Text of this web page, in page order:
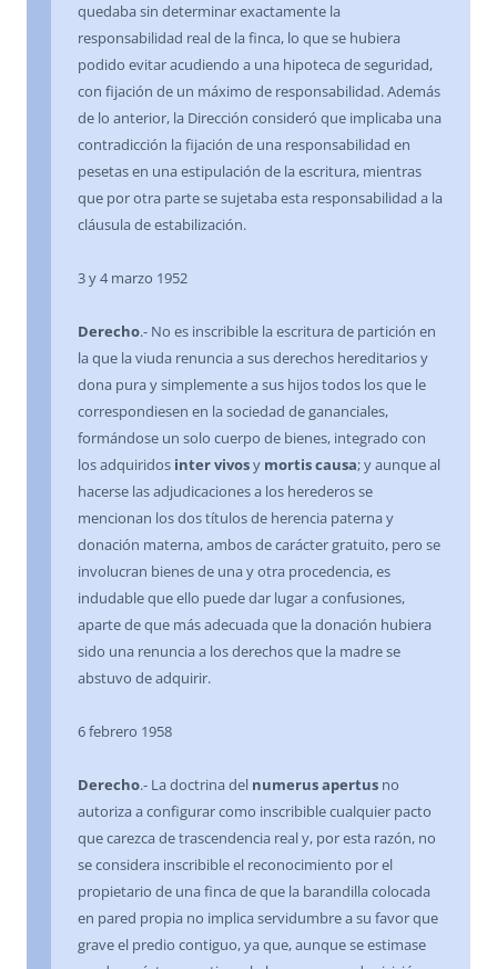
quedaba sin determinar exactamente la
responsabilidad real de la finca, lo que se hubiera
podido evitar acudiendo a una hipoteca de seguridad,
con fijación de un máximo de responsabilidad. Además
de lo anterior, la Dirección consideró que implicaba una
contradicción la fijación de una responsabilidad en
pesetas en una estipulación de la escritura, mientras
que por otra parte se sujetaba esta responsabilidad a la
cláusula de estabilización.
3 y 4 marzo 1952
Derecho.- No es inscribible la escritura de partición en
la que la viuda renuncia a sus derechos hereditarios y
dona pura y simplemente a sus hijos todos los que le
correspondiesen en la sociedad de gananciales,
formándose un solo cuerpo de bienes, integrado con
los adquiridos inter vivosy mortis causa; y aunque al
hacerse las adjudicaciones a los herederos se
mencionan los dos títulos de herencia paterna y
donación materna, ambos de carácter gratuito, pero se
involucran bienes de una y otra procedencia, es
indudable que ello puede dar lugar a confusiones,
aparte de que más adecuada que la donación hubiera
sido una renuncia a los derechos que la madre se
abstuvo de adquirir.
6 febrero 1958
Derecho.- La doctrina del numerus apertus no
autoriza a configurar como inscribible cualquier pacto
que carezca de trascendencia real y, por esta razón, no
se considera inscribible el reconocimiento por el
propietario de una finca de que la barandilla colocada
en pared propia no implica servidumbre a su favor que
grave el predio contiguo, ya que, aunque se estimase